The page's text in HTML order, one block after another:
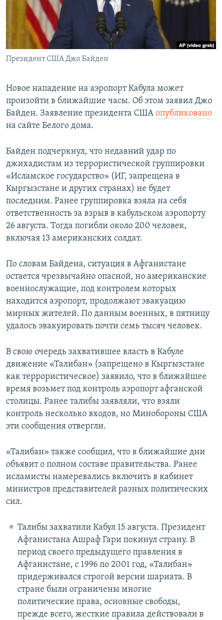
Президент США Джо Байден
Новое нападение на аэропорт Кабула может
произойти в ближайшие часы. Об этом заявил Джо
Байден. Заявление президента США опубликовано
на сайте Белого дома.
Байден подчеркнул, что недавний удар по
джихадистам из террористической группировки
«Исламское государство» (ИГ, запрещена в
Кыргызстане и других странах) не будет
последним. Ранее группировка взяла на себя
ответственность за взрыв в кабульском аэропорту
26 августа. Тогда погибли около 200 человек,
включая 13 американских солдат.
По словам Байдена, ситуация в Афганистане
остается чрезвычайно опасной, но американские
военнослужащие, под контролем которых
находится аэропорт, продолжают эвакуацию
мирных жителей. По данным военных, в пятницу
удалось эвакуировать почти семь тысяч человек.
В свою очередь захватившее власть в Кабуле
движение «Талибан» (запрещено в Кыргызстане
как террористическое) заявило, что в ближайшее
время возьмет под контроль аэропорт афганской
столицы. Ранее талибы заявляли, что взяли
контроль несколько входов, но Минобороны США
эти сообщения отвергли.
«Талибан» также сообщил, что в ближайшие дни
объявит о полном составе правительства. Ранее
исламисты намеревались включить в кабинет
министров представителей разных политических
сил.
Талибы захватили Кабул 15 августа. Президент
Афганистана Ашраф Гари покинул страну. В
период своего предыдущего правления в
Афганистане, с 1996 по 2001 год, «Талибан»
придерживался строгой версии шариата. В
стране были ограничены многие
политические права, основные свободы,
прежде всего, жесткие правила действовали в